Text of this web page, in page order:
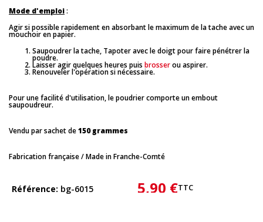
Mode d'emploi:
Agir si possible rapidement en absorbant le maximum de la tache avec un
mouchoir en papier.
Saupoudrer la tache, Tapoter avec le doigt pour faire pénétrer la
poudre.
Laisser agir quelques heures puis brosserou aspirer.
Renouveler l'opération si nécessaire.
Pour une facilité d'utilisation, le poudrier comporte un embout
saupoudreur.
Vendu par sachet de150 grammes
Fabrication française / Made in Franche-Comté
Référence bg-6015 5,90 €TTC